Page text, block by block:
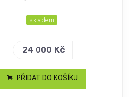
skladem
24 000 Kč
PŘIDAT DO KOŠÍKU